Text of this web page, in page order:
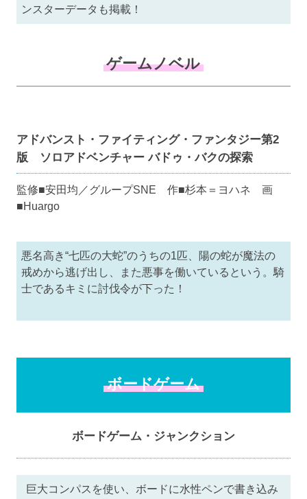
ンスターデータも掲載！
ゲームノベル
アドバンスト・ファイティング・ファンタジー第2
版 ソロアドベンチャー バドゥ・バクの探索
監修■安田均／グループSNE 作■杉本＝ヨハネ 画
■Huargo
悪名高き“七匹の大蛇”のうちの1匹、陽の蛇が魔法の
戒めから逃げ出し、また悪事を働いているという。騎
士であるキミに討伐令が下った！
ボードゲーム
ボードゲーム・ジャンクション
巨大コンパスを使い、ボードに水性ペンで書き込み